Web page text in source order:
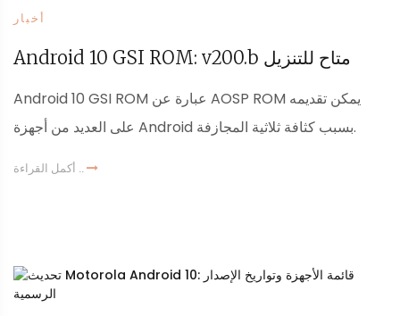
أخبار
Android 10 GSI ROM: v200.b متاح للتنزيل
Android 10 GSI ROM عبارة عن AOSP ROM يمكن تقديمه
على العديد من أجهزة Android بسبب كثافة ثلاثية المجازفة.
أكمل القراءة ..